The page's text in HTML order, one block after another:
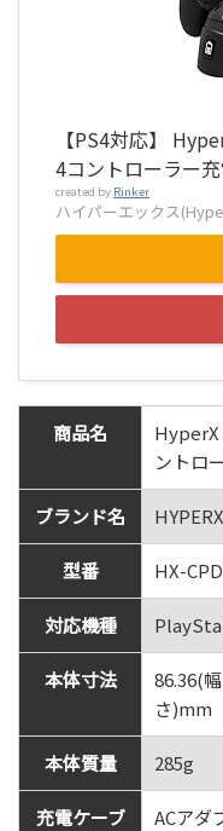
【PS4対応】
4コントローラー
created by Rinker
ハイパーエックス
商品名
HyperX
ントロ
ブランド名 HYPERX
型番 HX-
対応機種
本体寸法
86.36(
さ)mm
本体質量 285g
充電ケーブ
ACアダ